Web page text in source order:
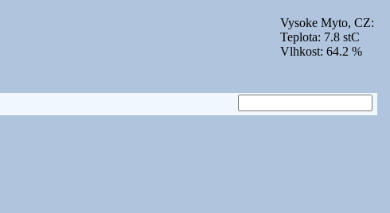
Vysoke Myto, CZ:
Teplota: 7.8 stC
Vlhkost: 64.2 %